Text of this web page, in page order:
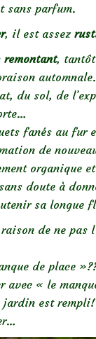
sans parfum.
, il est assez
remontant,
du sol, de
fanés au fur
de
organique
doute à
sa longue
de ne pas
de place
avec « le
jardin est